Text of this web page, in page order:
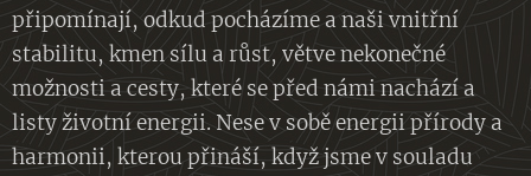
připomínají, odkud pocházíme a naši vnitřní
stabilitu, kmen sílu a růst, větve nekonečné
možnosti a cesty, které se před námi nachází a
listy životní energii. Nese v sobě energii přírody a
harmonii, kterou přináší, když jsme v souladu